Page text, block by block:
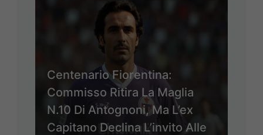
Centenario Fiorentina:
Commisso Ritira La Maglia
N.10 Di Antognoni, Ma L’ex
Capitano Declina L’invito Alle